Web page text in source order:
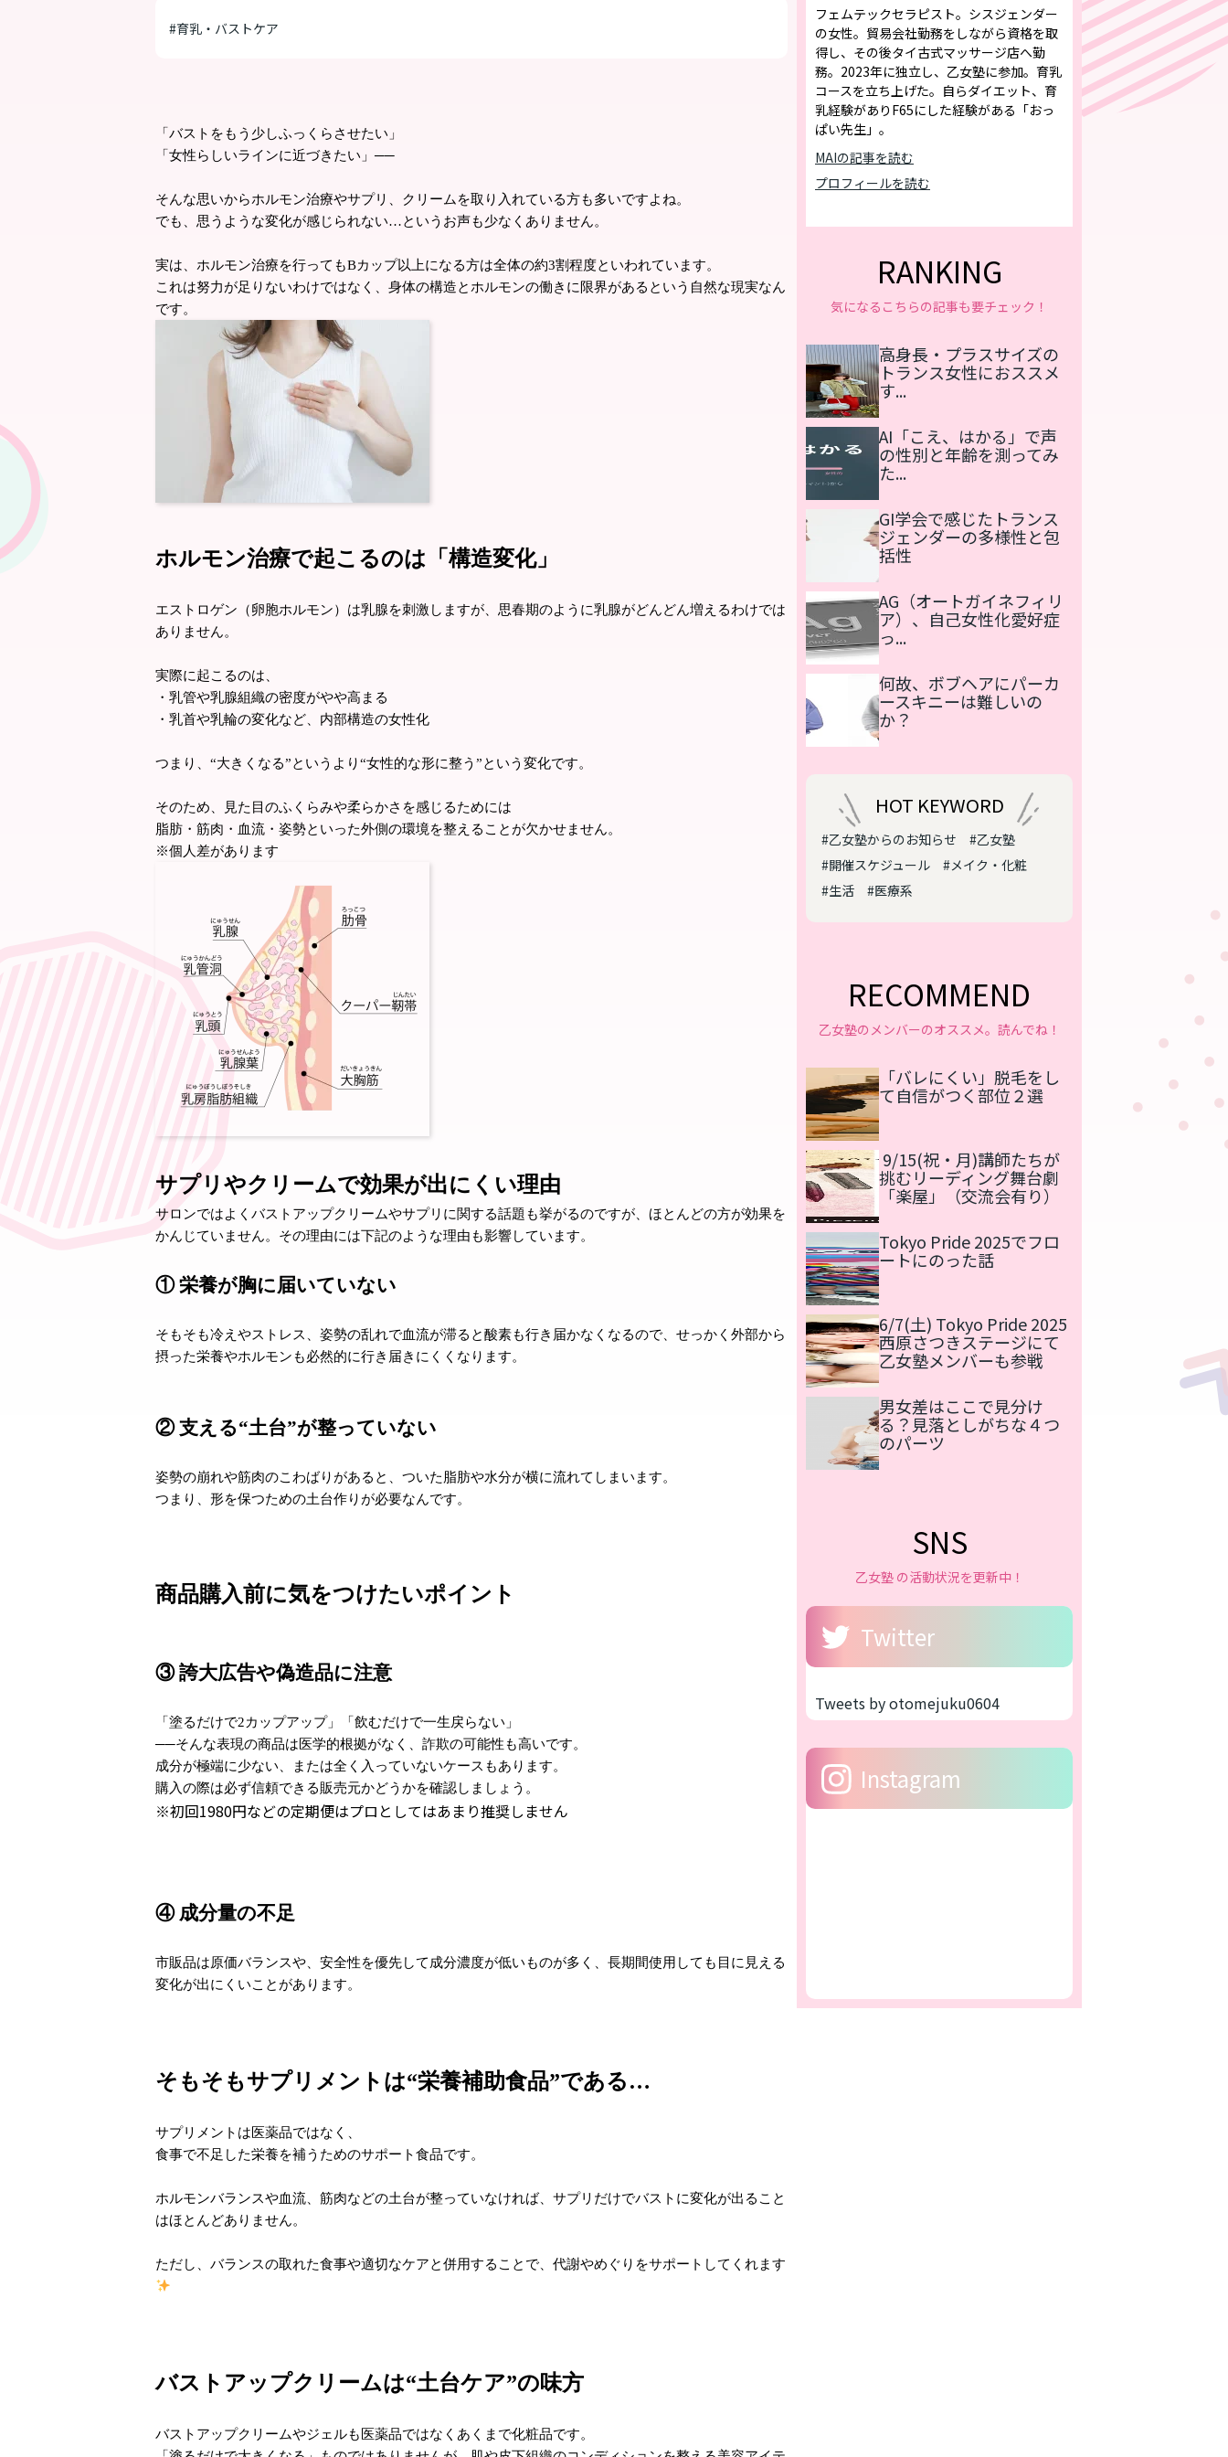
#育乳・バストケア
「バストをもう少しふっくらさせたい」
「女性らしいラインに近づきたい」──
そんな思いからホルモン治療やサプリ、クリームを取り入れている方も多いですよね。
でも、思うような変化が感じられない…というお声も少なくありません。
実は、ホルモン治療を行ってもBカップ以上になる方は全体の約3割程度といわれています。
これは努力が足りないわけではなく、身体の構造とホルモンの働きに限界があるという自然な現実なん
です。
ホルモン治療で起こるのは「構造変化」
エストロゲン（卵胞ホルモン）は乳腺を刺激しますが、思春期のように乳腺がどんどん増えるわけでは
ありません。
実際に起こるのは、
・乳管や乳腺組織の密度がやや高まる
・乳首や乳輪の変化など、内部構造の女性化
つまり、“大きくなる”というより“女性的な形に整う”という変化です。
そのため、見た目のふくらみや柔らかさを感じるためには
脂肪・筋肉・血流・姿勢といった外側の環境を整えることが欠かせません。
※個人差があります
サプリやクリームで効果が出にくい理由
サロンではよくバストアップクリームやサプリに関する話題も挙がるのですが、ほとんどの方が効果を
かんじていません。その理由には下記のような理由も影響しています。
① 栄養が胸に届いていない
そもそも冷えやストレス、姿勢の乱れで血流が滞ると酸素も行き届かなくなるので、せっかく外部から
摂った栄養やホルモンも必然的に行き届きにくくなります。
② 支える“土台”が整っていない
姿勢の崩れや筋肉のこわばりがあると、ついた脂肪や水分が横に流れてしまいます。
つまり、形を保つための土台作りが必要なんです。
商品購入前に気をつけたいポイント
③ 誇大広告や偽造品に注意
「塗るだけで2カップアップ」「飲むだけで一生戻らない」
──そんな表現の商品は医学的根拠がなく、詐欺の可能性も高いです。
成分が極端に少ない、または全く入っていないケースもあります。
購入の際は必ず信頼できる販売元かどうかを確認しましょう。
※初回1980円などの定期便はプロとしてはあまり推奨しません
④ 成分量の不足
市販品は原価バランスや、安全性を優先して成分濃度が低いものが多く、長期間使用しても目に見える
変化が出にくいことがあります。
そもそもサプリメントは“栄養補助食品”である…
サプリメントは医薬品ではなく、
食事で不足した栄養を補うためのサポート食品です。
ホルモンバランスや血流、筋肉などの土台が整っていなければ、サプリだけでバストに変化が出ること
はほとんどありません。
ただし、バランスの取れた食事や適切なケアと併用することで、 代謝やめぐりをサポートしてくれます
バストアップクリームは“土台ケア”の味方
バストアップクリームやジェルも医薬品ではなくあくまで化粧品です。
フェムテックセラピスト。シスジェンダー
の女性。貿易会社勤務をしながら資格を取
得し、その後タイ古式マッサージ店へ勤
務。2023年に独立し、乙女塾に参加。育乳
コースを立ち上げた。自らダイエット、育
乳経験がありF65にした経験がある「おっ
ぱい先生」。
MAIの記事を読む
プロフィールを読む
RANKING
気になるこちらの記事も要チェック！
高身長・プラスサイズの
トランス女性におススメ
す...
AI「こえ、はかる」で声
の性別と年齢を測ってみ
た...
GI学会で感じたトランス
ジェンダーの多様性と包
括性
AG（オートガイネフィリ
ア）、自己女性化愛好症
っ...
何故、ボブヘアにパーカ
ースキニーは難しいの
か？
HOT KEYWORD
#乙女塾からのお知らせ
#乙女塾
#開催スケジュール
#メイク・化粧
#生活
#医療系
RECOMMEND
乙女塾のメンバーのオススメ。読んでね！
「バレにくい」脱毛をし
て自信がつく部位２選
9/15(祝・月)講師たちが
挑むリーディング舞台劇
「楽屋」（交流会有り）
Tokyo Pride 2025でフロ
ートにのった話
6/7(土) Tokyo Pride 2025
西原さつきステージにて
乙女塾メンバーも参戦
男女差はここで見分け
る？見落としがちな４つ
のパーツ
SNS
乙女塾 の活動状況を更新中！
Twitter
Tweets by otomejuku0604
Instagram